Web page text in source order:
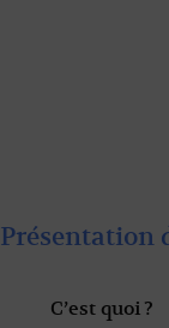
Présentation
C’est quoi ?